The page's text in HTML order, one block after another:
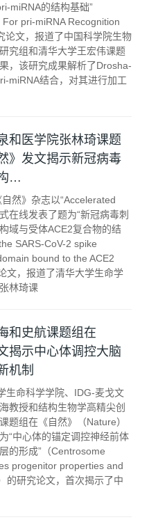
miRNA的结构基础”
For pri-miRNA Recognition
论文，报道了中国科学院生物
究组和清华大学王宏伟课题
，该研究成果解析了Drosha-
miRNA结合，对其进行加工
和医学院张林琦课题
》发文揭示新冠病毒
…
然》杂志以“Accelerated
在线发表了题为“新冠病毒刺
域与受体ACE2复合物的结
SARS-CoV-2 spike
bound to the ACE2
文，报道了清华大学生命学
林琦课
和史航课题组在
揭示中心体调控大脑
机制
生命科学学院、IDG-麦戈文
教授和结构生物学高精尖创
题组在《自然》（Nature）
“中心体的锚定调控神经前体
的形成”（Centrosome
progenitor properties and
的研究论文，首次揭示了中